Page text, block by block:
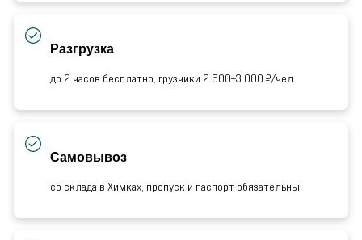
Разгрузка
до 2 часов бесплатно, грузчики 2 500–3 000 ₽/чел.
Самовывоз
со склада в Химках, пропуск и паспорт обязательны.